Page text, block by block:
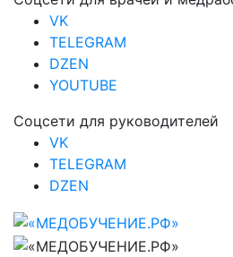
VK
TELEGRAM
DZEN
YOUTUBE
Соцсети для руководителей
VK
TELEGRAM
DZEN